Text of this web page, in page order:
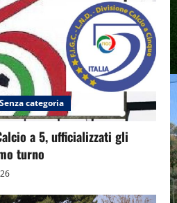
Senza categoria
a 5, ufficializzati gli
turno